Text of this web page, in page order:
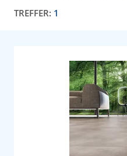
TREFFER: 1